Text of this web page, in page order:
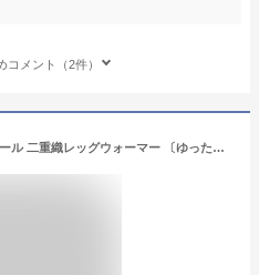
コメント（2件）
ライブコットン シルク&ウール 二重織レッグウォーマー 〔ゆったりロング55cm〕